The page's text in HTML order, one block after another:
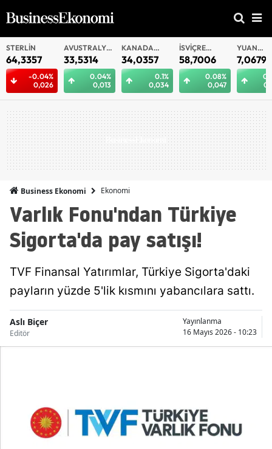
AVUSTRALYA
DOLARI
33,5314
0.04%
0,013
KANADA
DOLARI
34,0357
0.1%
0,034
İSVIÇRE
FRANKI
58,7006
0.08%
0,047
YUAN
OFFSHORE
7,0679
0.09%
0,006
YUAN
Business Ekonomi Ekonomi
Varlık Fonu'ndan Türkiye
Sigorta'da pay satışı!
TVF Finansal Yatırımlar, Türkiye Sigorta'daki
payların yüzde 5'lik kısmını yabancılara sattı.
Aslı Biçer
Editör
Yayınlanma
16 Mayıs 2026 - 10:23